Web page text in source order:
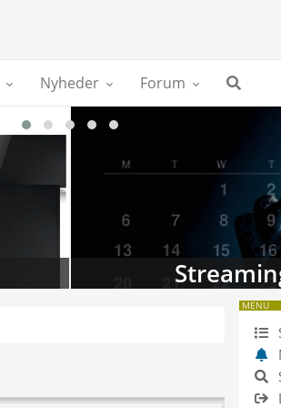
Nyheder Forum
MENU